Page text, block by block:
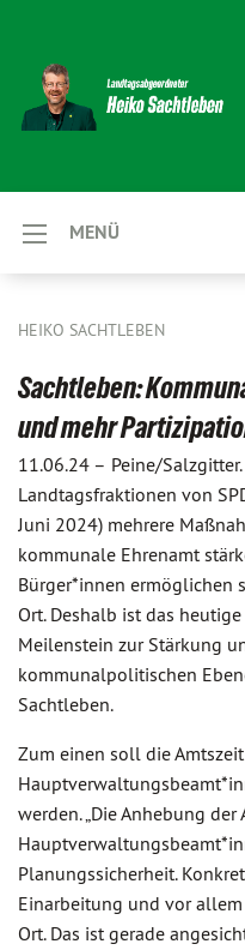
MENÜ
HEIKO SACHTLEBEN
Sachtleben:
und mehr
11.06.24 – Peine/
Landtagsfraktionen von
Juni 2024) mehrere
kommunale Ehrenamt
Bürger*innen ermöglichen
Ort. Deshalb ist das
Meilenstein zur Stärkung
kommunalpolitischen
Sachtleben.
Zum einen soll die
werden. „Die Anhebung der
Planungssicherheit.
Einarbeitung und vor
Ort. Das ist gerade